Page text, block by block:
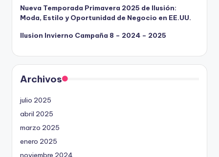
Nueva Temporada Primavera 2025 de Ilusión:
Moda, Estilo y Oportunidad de Negocio en EE.UU.
Ilusion Invierno Campaña 8 – 2024 – 2025
Archivos
julio 2025
abril 2025
marzo 2025
enero 2025
noviembre 2024